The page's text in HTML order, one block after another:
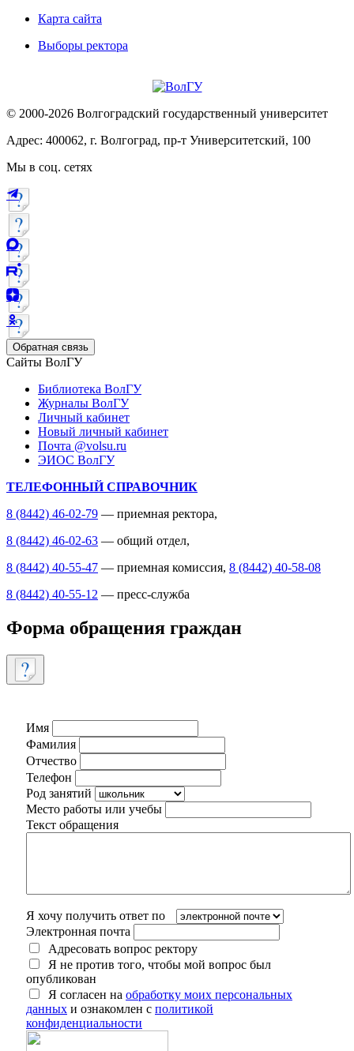
Карта сайта
Выборы ректора
© 2000-2026 Волгоградский государственный университет
Адрес: 400062, г. Волгоград, пр-т Университетский, 100
Мы в соц. сетях
Обратная связь
Сайты ВолГУ
Библиотека ВолГУ
Журналы ВолГУ
Личный кабинет
Новый личный кабинет
Почта @volsu.ru
ЭИОС ВолГУ
ТЕЛЕФОННЫЙ СПРАВОЧНИК
8 (8442) 46-02-79 — приемная ректора,
8 (8442) 46-02-63 — общий отдел,
8 (8442) 40-55-47 — приемная комиссия, 8 (8442) 40-58-08
8 (8442) 40-55-12 — пресс-служба
Форма обращения граждан
Имя
Фамилия
Отчество
Телефон
Род занятий
Место работы или учебы
Текст обращения
Я хочу получить ответ по
Электронная почта
Адресовать вопрос ректору
Я не против того, чтобы мой вопрос был
опубликован
Я согласен на обработку моих персональных
данных и ознакомлен с политикой
конфиденциальности